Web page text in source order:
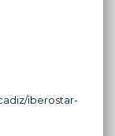
iberostar-